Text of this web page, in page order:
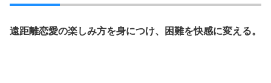
遠距離恋愛の楽しみ方を身につけ、困難を快感に変える。